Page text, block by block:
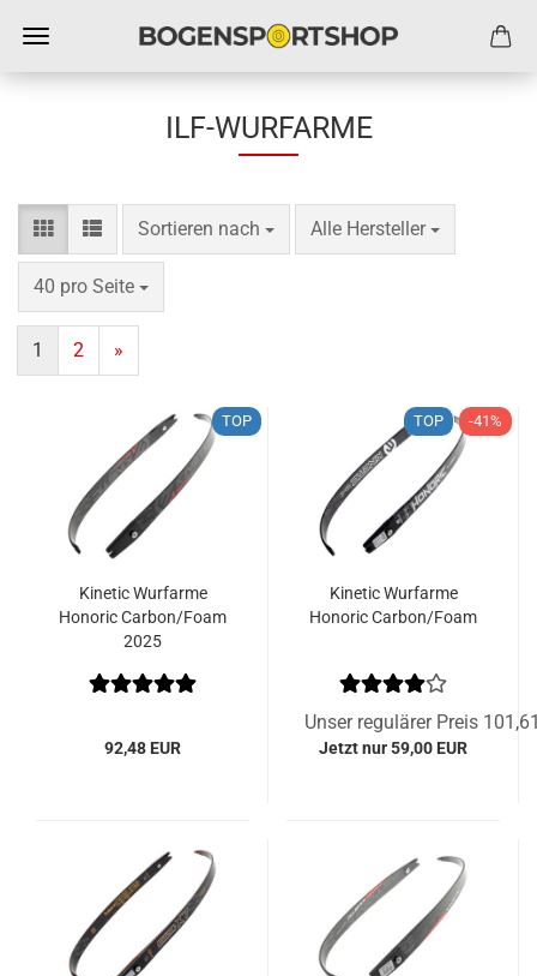
ILF-WURFARME
Sortieren nach
Sortieren nach Alle Hersteller
pro Seite
40 pro Seite
pro Seite
1 2 »
TOP
Kinetic Wurfarme
Honoric Carbon/Foam
2025
92,48 EUR
TOP -41%
Kinetic Wurfarme
Honoric Carbon/Foam
Unser regulärer Preis
Jetzt nur 59,00 EUR